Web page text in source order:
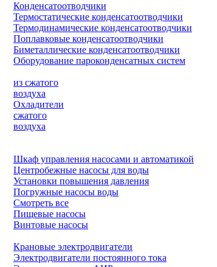
Конденсатоотводчики
Термостатические конденсатоотводчики
Термодинамические конденсатоотводчики
Поплавковые конденсатоотводчики
Биметаллические конденсатоотводчики
Оборудование пароконденсатных систем
из сжатого
воздуха
Охладители
сжатого
воздуха
Шкаф управления насосами и автоматикой
Центробежные насосы для воды
Установки повышения давления
Погружные насосы воды
Смотреть все
Пищевые насосы
Винтовые насосы
Крановые электродвигатели
Электродвигатели постоянного тока